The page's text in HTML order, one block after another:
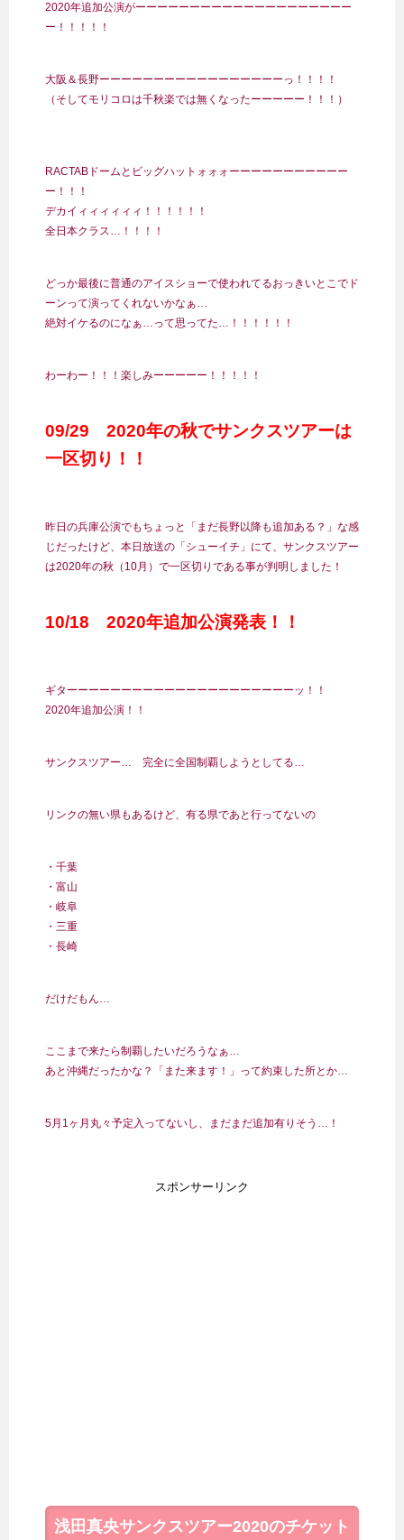
2020年追加公演がーーーーーーーーーーーーーーーーーーーー
ー！！！！！
大阪＆長野ーーーーーーーーーーーーーーーーーっ！！！！
（そしてモリコロは千秋楽では無くなったーーーーー！！！）
RACTABドームとビッグハットォォォーーーーーーーーーーー
ー！！！
デカイィィィィィィ！！！！！！
全日本クラス…！！！！
どっか最後に普通のアイスショーで使われてるおっきいとこでド
ーンって演ってくれないかなぁ…
絶対イケるのになぁ…って思ってた…！！！！！！
わーわー！！！楽しみーーーーー！！！！！
09/29 2020年の秋でサンクスツアーは
一区切り！！
昨日の兵庫公演でもちょっと「まだ長野以降も追加ある？」な感
じだったけど、本日放送の「シューイチ」にて、サンクスツアー
は2020年の秋（10月）で一区切りである事が判明しました！
10/18 2020年追加公演発表！！
ギターーーーーーーーーーーーーーーーーーーーーッ！！
2020年追加公演！！
サンクスツアー… 完全に全国制覇しようとしてる…
リンクの無い県もあるけど、有る県であと行ってないの
・千葉
・富山
・岐阜
・三重
・長崎
だけだもん…
ここまで来たら制覇したいだろうなぁ…
あと沖縄だったかな？「また来ます！」って約束した所とか…
5月1ヶ月丸々予定入ってないし、まだまだ追加有りそう…！
スポンサーリンク
浅田真央サンクスツアー2020のチケット